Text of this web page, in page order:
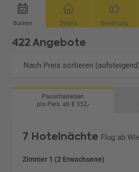
Buchen Details Bewertung
422 Angebote
Nach Preis sortieren (aufsteigend)
Pauschalreisen
pro Pers. ab € 352,-
7 Hotelnächte Flug ab
Zimmer 1 (2 Erwachsene)